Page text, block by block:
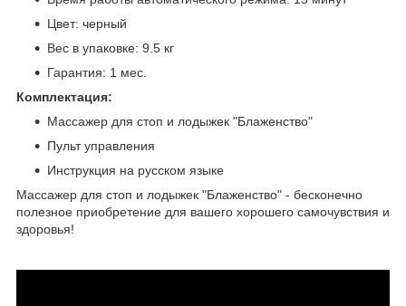
Цвет: черный
Вес в упаковке: 9.5 кг
Гарантия: 1 мес.
Комплектация:
Массажер для стоп и лодыжек "Блаженство"
Пульт управления
Инструкция на русском языке
Массажер для стоп и лодыжек "Блаженство" - бесконечно
полезное приобретение для вашего хорошего самочувствия и
здоровья!